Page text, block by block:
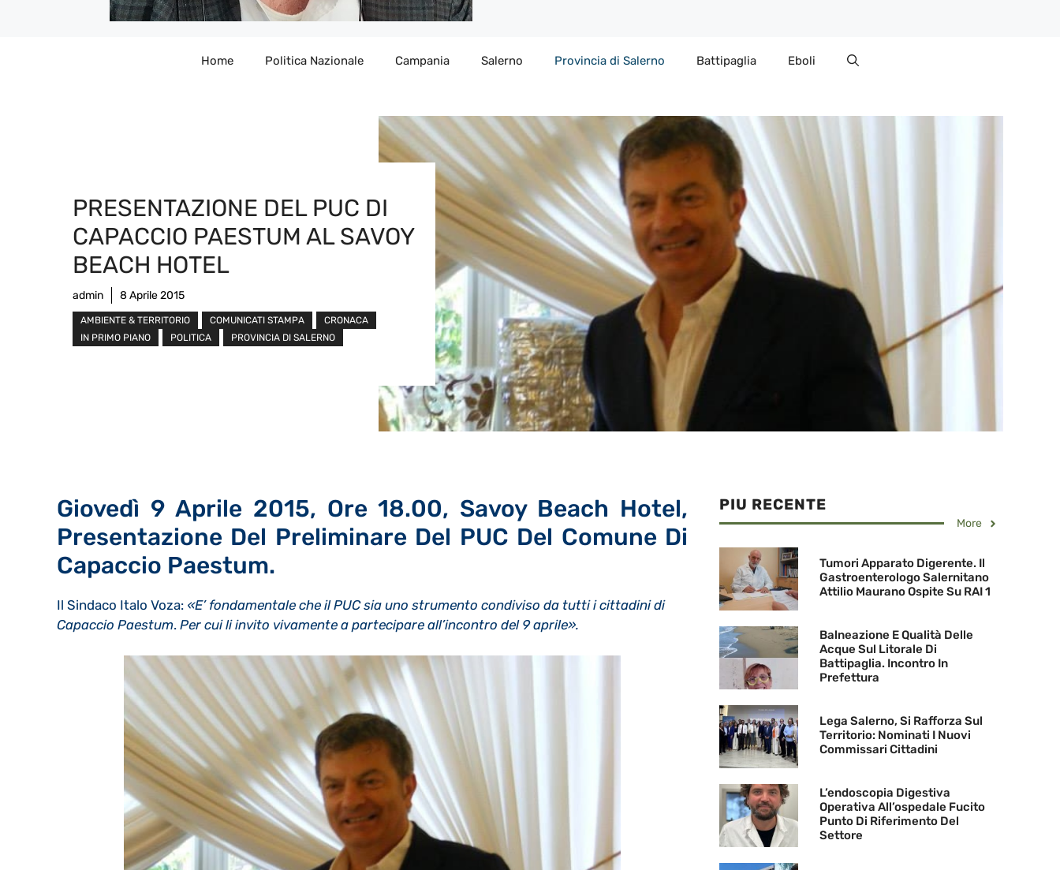
Home Politica Nazionale Campania Salerno Provincia di Salerno Battipaglia Eboli
PRESENTAZIONE DEL PUC DI
CAPACCIO PAESTUM AL SAVOY
BEACH HOTEL
admin 8 Aprile 2015
AMBIENTE & TERRITORIO COMUNICATI STAMPA
CRONACA
IN PRIMO PIANO
POLITICA PROVINCIA DI SALERNO
Giovedì 9 Aprile 2015, Ore 18.00, Savoy Beach Hotel,
Presentazione Del Preliminare Del PUC Del Comune Di
Capaccio Paestum.
Il Sindaco Italo Voza: «E’ fondamentale che il PUC sia uno strumento condiviso da tutti i cittadini di
Capaccio Paestum. Per cui li invito vivamente a partecipare all’incontro del 9 aprile».
PIU RECENTE
More
Tumori Apparato Digerente. Il
Gastroenterologo Salernitano
Attilio Maurano Ospite Su RAI 1
Balneazione E Qualità Delle
Acque Sul Litorale Di
Battipaglia. Incontro In
Prefettura
Lega Salerno, Si Rafforza Sul
Territorio: Nominati I Nuovi
Commissari Cittadini
L’endoscopia Digestiva
Operativa All’ospedale Fucito
Punto Di Riferimento Del
Settore